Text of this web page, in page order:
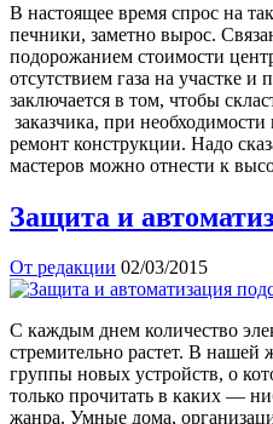
В настоящее время спрос на
печники, заметно вырос.
подорожанием стоимости
отсутствием газа на участке и
заключается в том, чтобы
заказчика, при
ремонт конструкции. Надо
мастеров можно отнести к
Защита и
От редакции 02/03/2015
С каждым днем количество
стремительно растет. В нашей
группы новых устройств, о
только прочитать в каких —
жанра. Умные дома,